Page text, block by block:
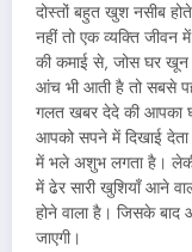
दोस्तों बहुत खुश नसीब
नहीं तो एक व्यक्ति जीवन
की कमाई से, जोस घर खून
आंच भी आती है तो सबसे
गलत खबर देदे की आपका
आपको सपने में दिखाई
में भले अशुभ लगता है।
में ढेर सारी खुशियाँ आने
होने वाला है। जिसके बाद
जाएगी।